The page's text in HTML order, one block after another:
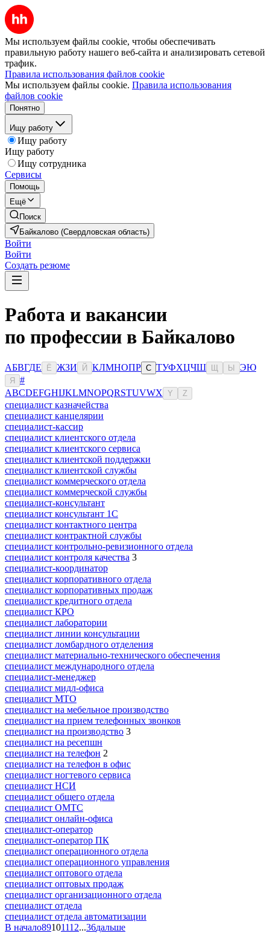
Мы используем файлы cookie, чтобы обеспечивать
правильную работу нашего веб-сайта и анализировать сетевой
трафик.
Правила использования файлов cookie
Мы используем файлы cookie. Правила использования
файлов cookie
Понятно
Ищу работу
Ищу работу
Ищу работу
Ищу сотрудника
Сервисы
Помощь
Ещё
Поиск
Байкалово (Свердловская область)
Войти
Войти
Создать резюме
Работа и вакансии
по профессии в Байкалово
АБВГДЕ Ё ЖЗИ Й КЛМНОПР С ТУФХЦЧШ Ы ЭЮ
Я
#
ABCDEFGHIJKLMNOPQRSTUVWX Y Z
специалист казначейства
специалист канцелярии
специалист-кассир
специалист клиентского отдела
специалист клиентского сервиса
специалист клиентской поддержки
специалист клиентской службы
специалист коммерческого отдела
специалист коммерческой службы
специалист-консультант
специалист консультант 1С
специалист контактного центра
специалист контрактной службы
специалист контрольно-ревизионного отдела
специалист контроля качества 3
специалист-координатор
специалист корпоративного отдела
специалист корпоративных продаж
специалист кредитного отдела
специалист КРО
специалист лаборатории
специалист линии консультации
специалист ломбардного отделения
специалист материально-технического обеспечения
специалист международного отдела
специалист-менеджер
специалист мидл-офиса
специалист МТО
специалист на мебельное производство
специалист на прием телефонных звонков
специалист на производство 3
специалист на ресепшн
специалист на телефон 2
специалист на телефон в офис
специалист ногтевого сервиса
специалист НСИ
специалист общего отдела
специалист ОМТС
специалист онлайн-офиса
специалист-оператор
специалист-оператор ПК
специалист операционного отдела
специалист операционного управления
специалист оптового отдела
специалист оптовых продаж
специалист организационного отдела
специалист отдела
специалист отдела автоматизации
В начало89101112...36дальше